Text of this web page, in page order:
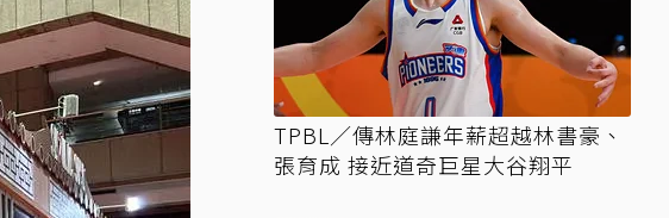
TPBL／傳林庭謙年薪超越林書豪、
張育成 接近道奇巨星大谷翔平